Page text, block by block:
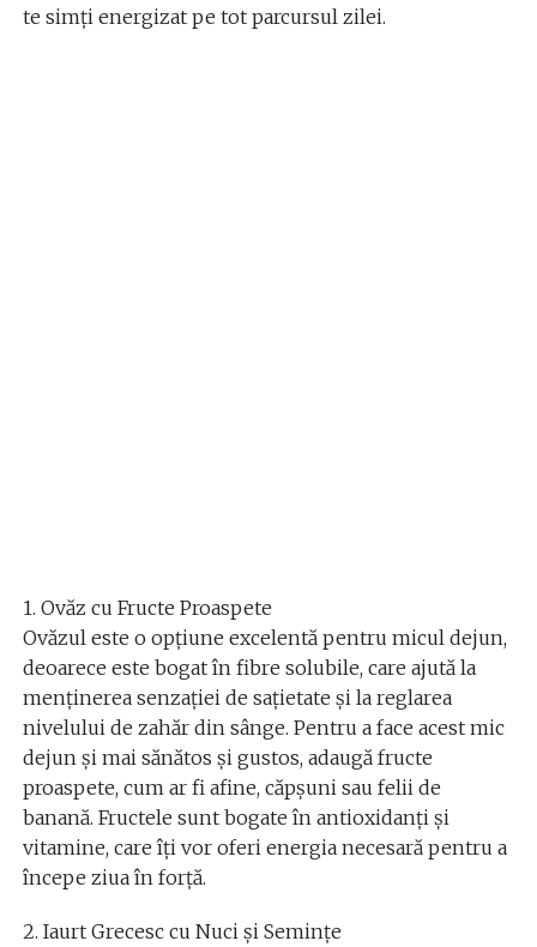
te simți energizat pe tot parcursul zilei.
1. Ovăz cu Fructe Proaspete
Ovăzul este o opțiune excelentă pentru micul dejun,
deoarece este bogat în fibre solubile, care ajută la
menținerea senzației de sațietate și la reglarea
nivelului de zahăr din sânge. Pentru a face acest mic
dejun și mai sănătos și gustos, adaugă fructe
proaspete, cum ar fi afine, căpșuni sau felii de
banană. Fructele sunt bogate în antioxidanți și
vitamine, care îți vor oferi energia necesară pentru a
începe ziua în forță.
2. Iaurt Grecesc cu Nuci și Semințe